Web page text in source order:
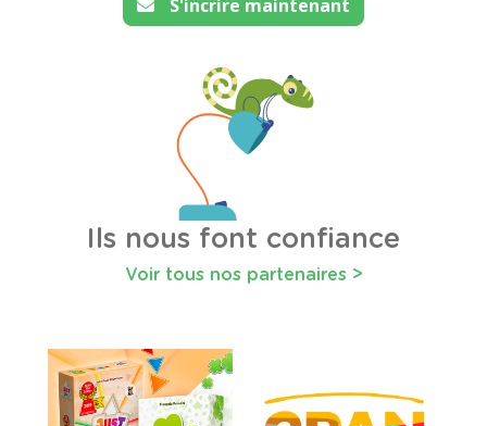
S'incrire maintenant
Ils nous font confiance
Voir tous nos partenaires >